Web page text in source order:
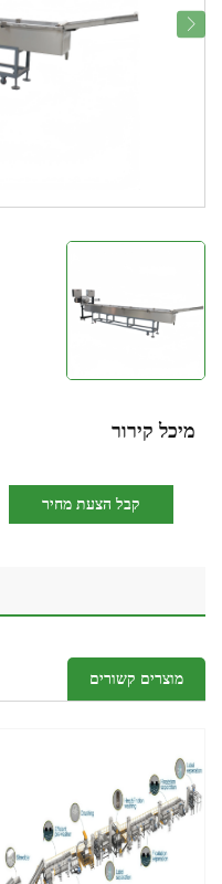
מיכל קירור
קבל הצעת מחיר
מוצרים קשורים